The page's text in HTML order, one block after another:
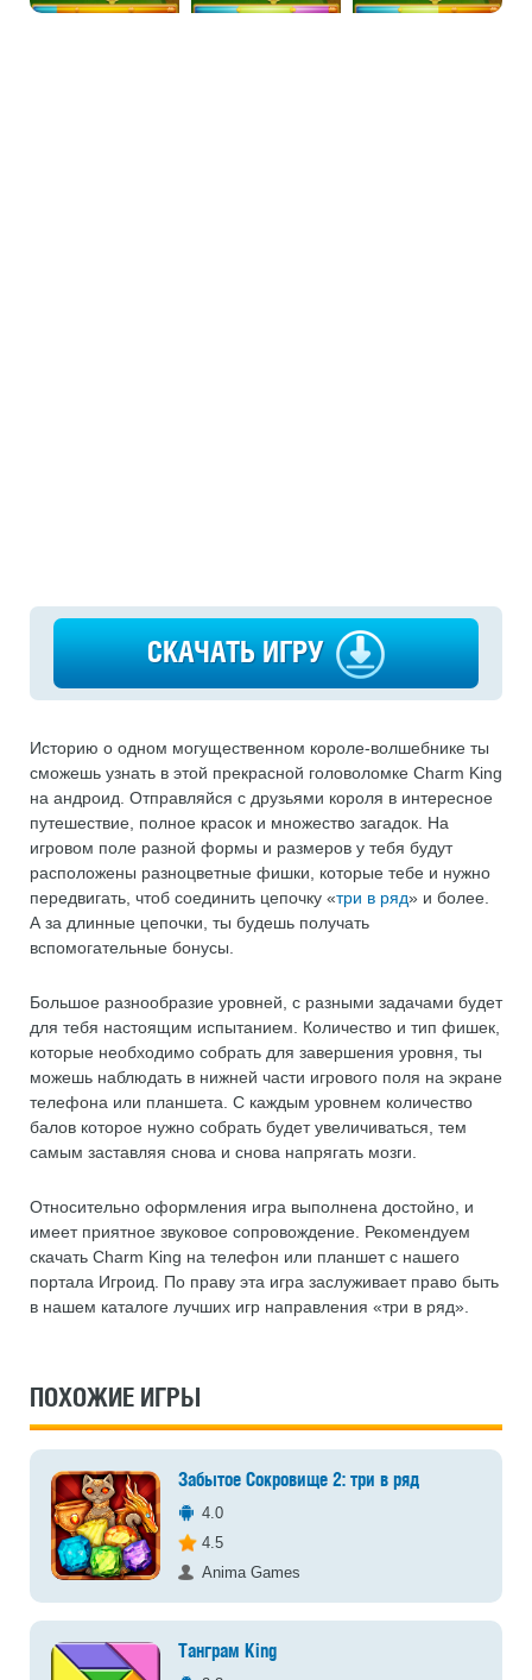
СКАЧАТЬ ИГРУ
Историю о одном могущественном короле-волшебнике ты
сможешь узнать в этой прекрасной головоломке Charm King
на андроид. Отправляйся с друзьями короля в интересное
путешествие, полное красок и множество загадок. На
игровом поле разной формы и размеров у тебя будут
расположены разноцветные фишки, которые тебе и нужно
передвигать, чтоб соединить цепочку «три в ряд» и более.
А за длинные цепочки, ты будешь получать
вспомогательные бонусы.
Большое разнообразие уровней, с разными задачами будет
для тебя настоящим испытанием. Количество и тип фишек,
которые необходимо собрать для завершения уровня, ты
можешь наблюдать в нижней части игрового поля на экране
телефона или планшета. С каждым уровнем количество
балов которое нужно собрать будет увеличиваться, тем
самым заставляя снова и снова напрягать мозги.
Относительно оформления игра выполнена достойно, и
имеет приятное звуковое сопровождение. Рекомендуем
скачать Charm King на телефон или планшет с нашего
портала Игроид. По праву эта игра заслуживает право быть
в нашем каталоге лучших игр направления «три в ряд».
ПОХОЖИЕ ИГРЫ
Забытое Сокровище 2: три в ряд
4.0
4.5
Anima Games
Танграм King